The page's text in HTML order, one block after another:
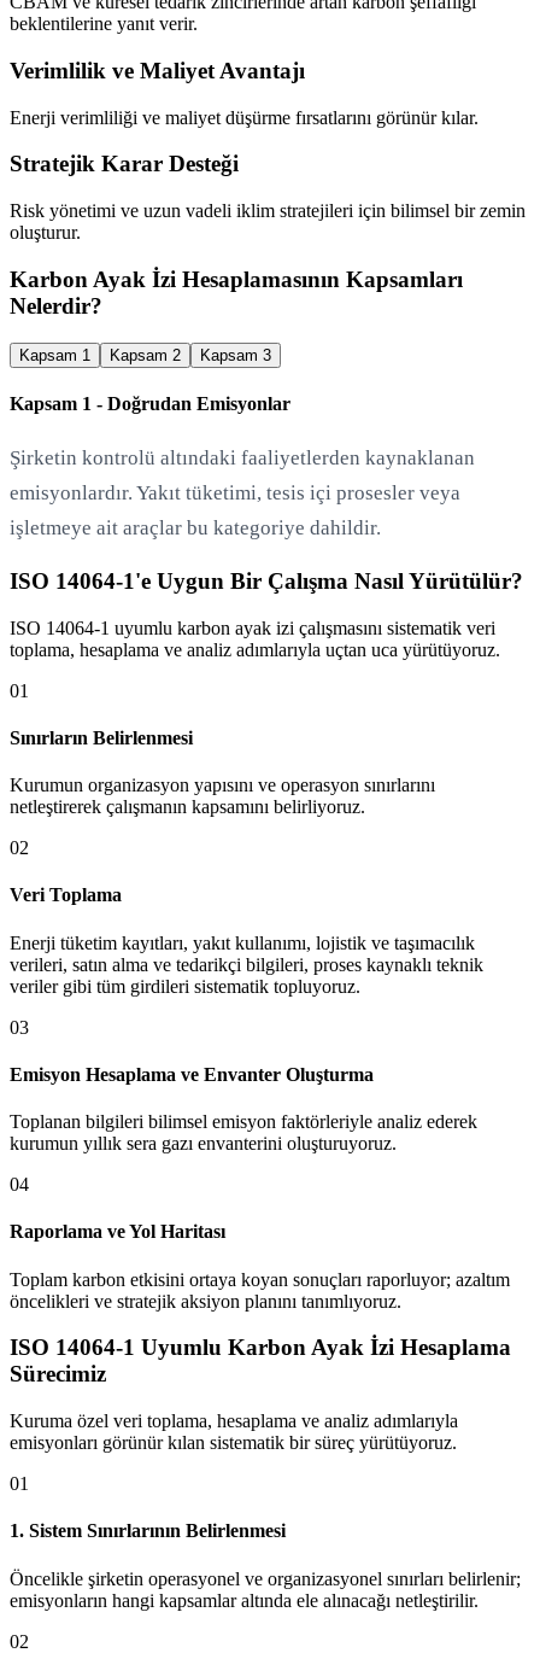
beklentilerine yanıt verir.
Verimlilik ve Maliyet Avantajı
Enerji verimliliği ve maliyet düşürme fırsatlarını görünür kılar.
Stratejik Karar Desteği
Risk yönetimi ve uzun vadeli iklim stratejileri için bilimsel bir zemin
oluşturur.
Karbon Ayak İzi Hesaplamasının Kapsamları
Nelerdir?
Kapsam 1 Kapsam 2 Kapsam 3
Kapsam 1 - Doğrudan Emisyonlar
Şirketin kontrolü altındaki faaliyetlerden kaynaklanan
emisyonlardır. Yakıt tüketimi, tesis içi prosesler veya
işletmeye ait araçlar bu kategoriye dahildir.
ISO 14064-1'e Uygun Bir Çalışma Nasıl Yürütülür?
ISO 14064-1 uyumlu karbon ayak izi çalışmasını sistematik veri
toplama, hesaplama ve analiz adımlarıyla uçtan uca yürütüyoruz.
01
Sınırların Belirlenmesi
Kurumun organizasyon yapısını ve operasyon sınırlarını
netleştirerek çalışmanın kapsamını belirliyoruz.
02
Veri Toplama
Enerji tüketim kayıtları, yakıt kullanımı, lojistik ve taşımacılık
verileri, satın alma ve tedarikçi bilgileri, proses kaynaklı teknik
veriler gibi tüm girdileri sistematik topluyoruz.
03
Emisyon Hesaplama ve Envanter Oluşturma
Toplanan bilgileri bilimsel emisyon faktörleriyle analiz ederek
kurumun yıllık sera gazı envanterini oluşturuyoruz.
04
Raporlama ve Yol Haritası
Toplam karbon etkisini ortaya koyan sonuçları raporluyor; azaltım
öncelikleri ve stratejik aksiyon planını tanımlıyoruz.
ISO 14064-1 Uyumlu Karbon Ayak İzi Hesaplama
Sürecimiz
Kuruma özel veri toplama, hesaplama ve analiz adımlarıyla
emisyonları görünür kılan sistematik bir süreç yürütüyoruz.
01
1. Sistem Sınırlarının Belirlenmesi
Öncelikle şirketin operasyonel ve organizasyonel sınırları belirlenir;
emisyonların hangi kapsamlar altında ele alınacağı netleştirilir.
02